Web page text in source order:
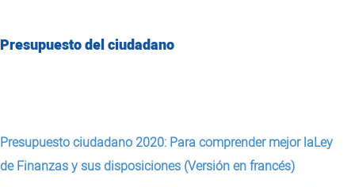
Presupuesto del ciudadano
Presupuesto ciudadano 2020: Para comprender mejor laLey
de Finanzas y sus disposiciones​ (Versión en francés)